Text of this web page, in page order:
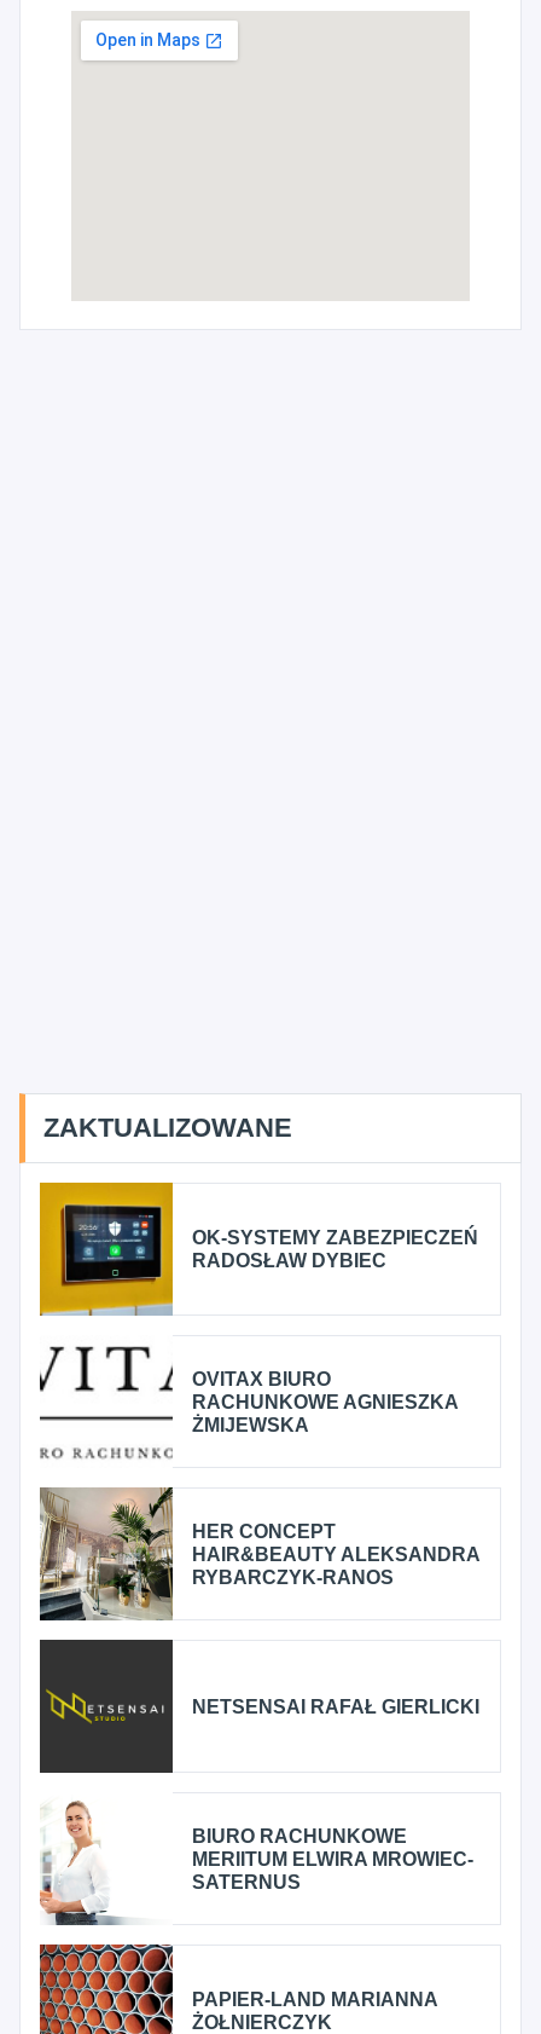
ZAKTUALIZOWANE
OK-SYSTEMY ZABEZPIECZEŃ
RADOSŁAW DYBIEC
OVITAX BIURO
RACHUNKOWE AGNIESZKA
ŻMIJEWSKA
HER CONCEPT
HAIR&BEAUTY ALEKSANDRA
RYBARCZYK-RANOS
NETSENSAI RAFAŁ GIERLICKI
BIURO RACHUNKOWE
MERIITUM ELWIRA MROWIEC-
SATERNUS
PAPIER-LAND MARIANNA
ŻOŁNIERCZYK